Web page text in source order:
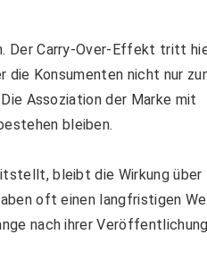
Der Carry-Over-Effekt tritt
die Konsumenten nicht nur
Assoziation der Marke mit
bleiben.
bleibt die Wirkung über
oft einen langfristigen
nach ihrer Veröffentlichung